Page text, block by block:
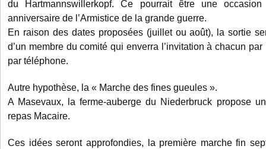
du Hartmannswillerkopf. Ce pourrait être une
anniversaire de l’Armistice de la grande guerre.
En raison des dates proposées (juillet ou août), la sortie
d’un membre du comité qui enverra l’invitation à chacun
par téléphone.
Autre hypothèse, la « Marche des fines gueules ».
A Masevaux, la ferme-auberge du Niederbruck propose
repas Macaire.
Ces idées seront approfondies, la première marche fin